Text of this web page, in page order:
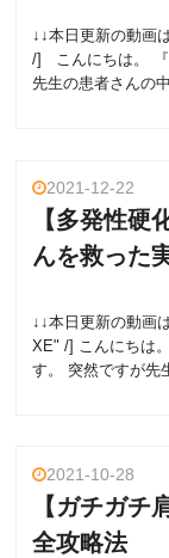
↓↓本日更新の動画
/] こんにちは。 『
先生の患者さんの
2021-12-22
【多発性硬
んを救った
↓↓本日更新の動画
XE" /] こんにちは
す。 突然ですが先
2021-10-28
【ガチガチ
全攻略法